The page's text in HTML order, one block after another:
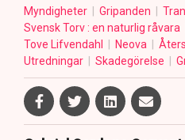
Myndigheter Gripanden
Svensk Torv : en naturlig råvara
Tove Lifvendahl
Neova
Utredningar
Skadegörelse